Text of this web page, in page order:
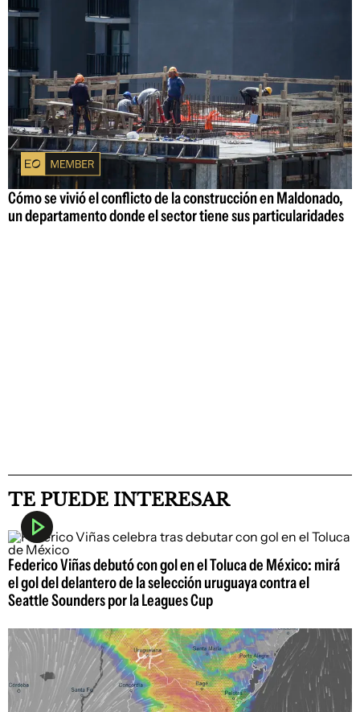
Cómo se vivió el conflicto de la construcción en Maldonado,
un departamento donde el sector tiene sus particularidades
TE PUEDE INTERESAR
Federico Viñas debutó con gol en el Toluca de México: mirá
el gol del delantero de la selección uruguaya contra el
Seattle Sounders por la Leagues Cup